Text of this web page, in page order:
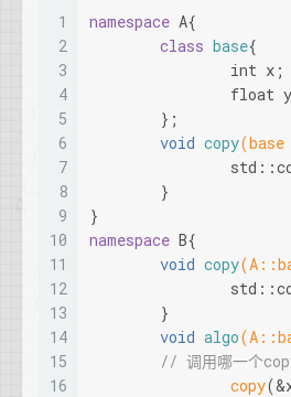
1
2
3
4
5
6
7
8
9
10
11
12
13
14
15
16
namespace A{
class base{
int x;
float
	};
void copy
	}
}
namespace B{
void copy
	}
void algo
// 调用哪一个
copy